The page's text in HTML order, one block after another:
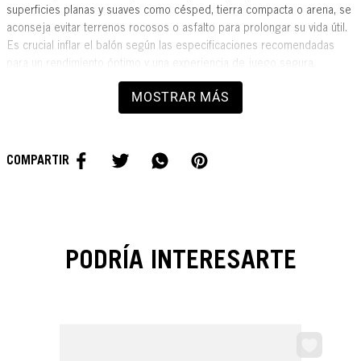
superficies planas y suaves como césped, tierra compacta o arena, se
aconseja evitar terrenos rocosos o asfalto para prolongar su vida útil.
Es crucial inflar el balón según las especificaciones recomendadas
Diseñado exclusivamente para uso recreativo, este balón no es apto
para competiciones profesionales o de alto nivel. Con un tamaño
material sintético de PVC, incorporando una cámara de hule para una
mayor durabilidad.
MOSTRAR MÁS
PODRÍA INTERESARTE